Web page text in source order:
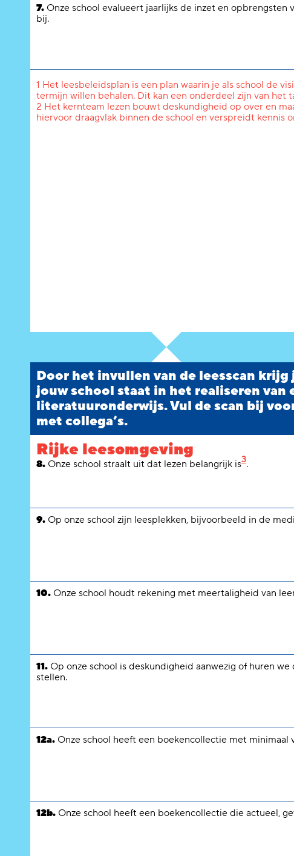
7. Onze school evalueert jaarlijks de inzet en
bij.
1 Het leesbeleidsplan is een plan waarin je als school de
termijn willen behalen. Dit kan een onderdeel zijn van het
2 Het kernteam lezen bouwt deskundigheid op over en
hiervoor draagvlak binnen de school en verspreidt kennis
Door het invullen van de leesscan
jouw school staat in het realiseren van
literatuuronderwijs. Vul de scan bij
met collega’s.
Rijke leesomgeving
8. Onze school straalt uit dat lezen belangrijk is3.
9. Op onze school zijn leesplekken, bijvoorbeeld in de
10. Onze school houdt rekening met meertaligheid van
11. Op onze school is deskundigheid aanwezig of huren
stellen.
12a. Onze school heeft een boekencollectie met minimaal
12b. Onze school heeft een boekencollectie die actueel,